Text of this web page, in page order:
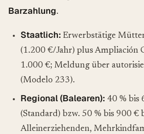
Barzahlung.
Staatlich: Erwerbstätige
(1.200 €/Jahr) plus Ampliación
1.000 €; Meldung über
(Modelo 233).
Regional (Balearen): 40 % bis
(Standard) bzw. 50 % bis 900 €
Alleinerziehenden,